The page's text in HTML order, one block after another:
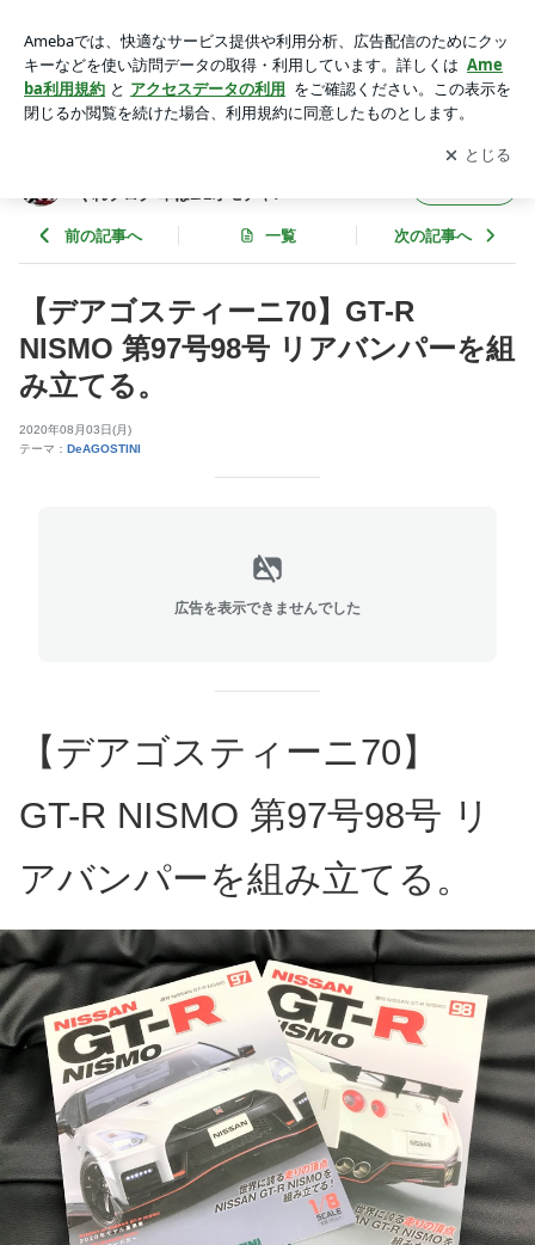
ーを組み立てる。 | 【わたるんチャンネル】わたるるる～の気
まぐれブログ 車は1/1オモチャ♪
アプリをダウンロードして ブログの更新通知
を受け取りまし
ょう。
開く
ぐれブログ 車は1/1オモチャ♪
前の記事へ 一覧 次の記事へ
【デアゴスティーニ70】GT-R
NISMO 第97号98号 リアバンパーを組
み立てる。
2020年08月03日(月)
テーマ： DeAGOSTINI
広告を表示できませんでした
【デアゴスティーニ70】
GT-R NISMO 第97号98号 リ
アバンパーを組み立てる。